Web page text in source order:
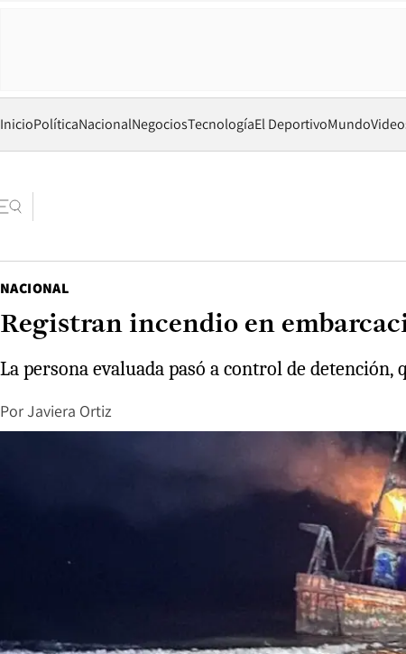
InicioPolíticaNacionalNegociosTecnologíaEl DeportivoMundo
NACIONAL
Registran incendio en
La persona evaluada pasó a control de
PorJaviera Ortiz